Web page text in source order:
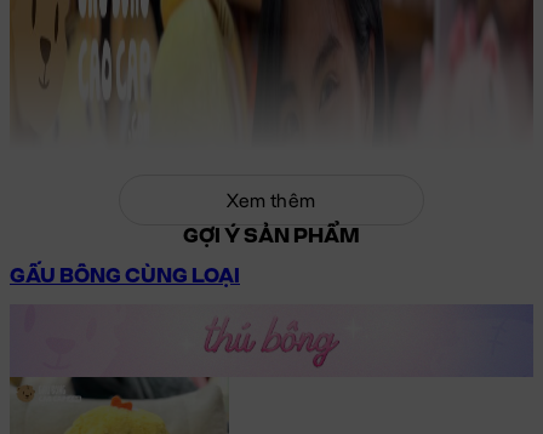
Xem thêm
GỢI Ý SẢN PHẨM
GẤU BÔNG CÙNG LOẠI